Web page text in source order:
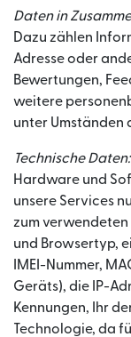
Daten in
Dazu zählen
Adresse oder
Bewertungen,
weitere
unter
Technische Daten:
Hardware und
unsere Services
zum
und Browsertyp,
IMEI-Nummer,
Geräts), die IP-
Kennungen, Ihr
Technologie, da